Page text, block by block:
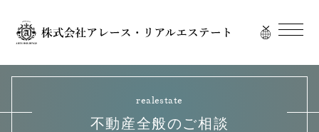
realestate
不動産全般のご相談